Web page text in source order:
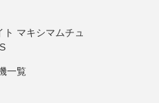
マキシマムチュ
一覧